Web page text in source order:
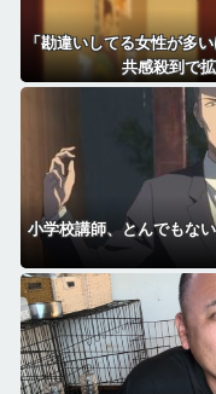
「勘違いしてる女性が多
共感殺到で
小学校講師、とんでもな